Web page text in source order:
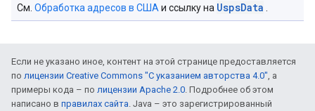
См. Обработка адресов в США и ссылку на UspsData
Если не указано иное, контент на этой странице предоставляется
по лицензии Creative Commons "С указанием авторства 4.0", а
примеры кода – по лицензии Apache 2.0. Подробнее об этом
написано в правилах сайта. Java – это зарегистрированный